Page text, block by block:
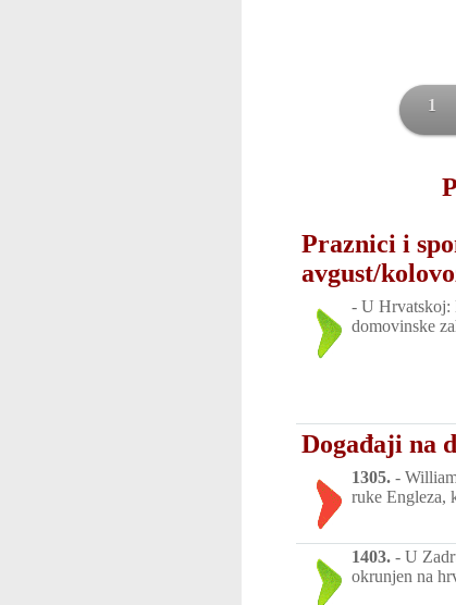
1
Praznici i
avgust/
- U Hrvatskoj:
domovinske
Događaji na
1305. -
ruke Engleza,
1403. - U
okrunjen na